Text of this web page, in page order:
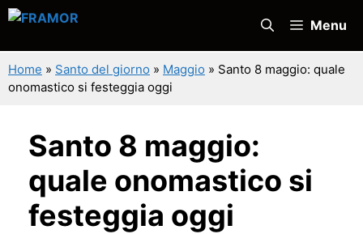
Vai
contenuto
Menu
Home » Santo del giorno » Maggio » Santo 8 maggio: quale
onomastico si festeggia oggi
Santo 8 maggio:
quale onomastico si
festeggia oggi